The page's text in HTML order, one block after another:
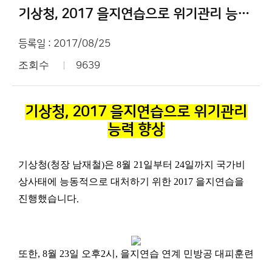
기상청, 2017 을지연습으로 위기관리 능력 향상
등록일 : 2017/08/25
조회수 9639
기상청, 2017 을지연습으로 위기관리
능력 향상
기상청(청장 남재철)은 8월 21 일부터 24일까지 국가비
상사태에 능동적으로 대처하기 위한 2017 을지연습을
진행했습니다.
또한, 8월 23일 오후2시 , 을지연습 연계 민방공 대피훈련